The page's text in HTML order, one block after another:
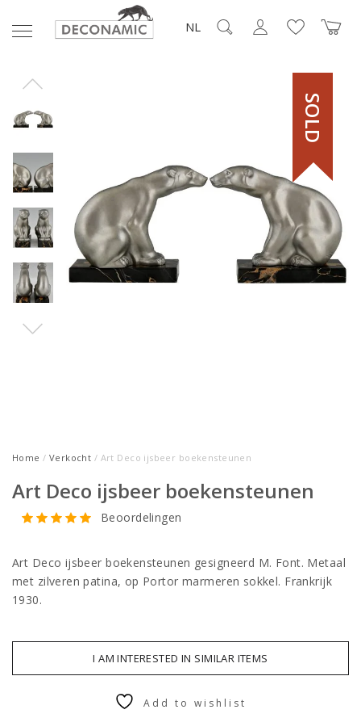
NL
SOLD
Home / Verkocht / Art Deco ijsbeer boekensteunen
Art Deco ijsbeer boekensteunen
Beoordelingen
Art Deco ijsbeer boekensteunen gesigneerd M. Font. Metaal
met zilveren patina, op Portor marmeren sokkel. Frankrijk
1930.
I AM INTERESTED IN SIMILAR ITEMS
Add to wishlist